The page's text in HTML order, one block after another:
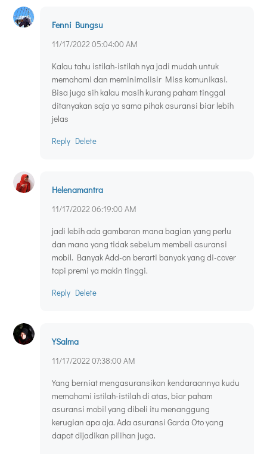
Fenni Bungsu
11/17/2022 05:04:00 AM
Kalau tahu istilah-istilah nya jadi mudah untuk
memahami dan meminimalisir Miss komunikasi.
Bisa juga sih kalau masih kurang paham tinggal
ditanyakan saja ya sama pihak asuransi biar lebih
jelas
Reply Delete
Helenamantra
11/17/2022 06:19:00 AM
jadi lebih ada gambaran mana bagian yang perlu
dan mana yang tidak sebelum membeli asuransi
mobil. Banyak Add-on berarti banyak yang di-cover
tapi premi ya makin tinggi.
Reply Delete
YSalma
11/17/2022 07:38:00 AM
Yang berniat mengasuransikan kendaraannya kudu
memahami istilah-istilah di atas, biar paham
asuransi mobil yang dibeli itu menanggung
kerugian apa aja. Ada asuransi Garda Oto yang
dapat dijadikan pilihan juga.